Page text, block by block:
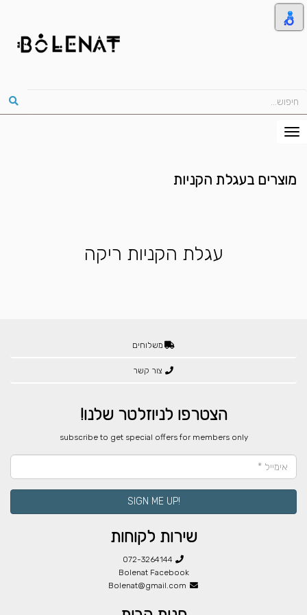
מוצרים בעגלת הקניות
עגלת הקניות ריקה
משלוחים
צור קשר
הצטרפו לניוזלטר שלנו!
​subscribe to get special offers for members only
!SIGN ME UP
שירות לקוחות
072-3264144
Bolenat Facebook
Bolenat@gmail.com